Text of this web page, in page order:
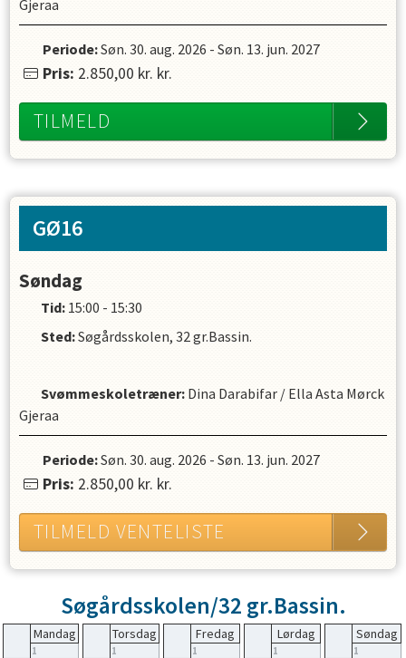
Gjeraa
Periode:Søn. 30. aug. 2026 - Søn. 13. jun. 2027
Pris: 2.850,00 kr. kr.
TILMELD
GØ16
Søndag
Tid: 15:00 - 15:30
Sted:Søgårdsskolen, 32 gr.Bassin.
Svømmeskoletræner: Dina Darabifar / Ella Asta Mørck
Gjeraa
Periode:Søn. 30. aug. 2026 - Søn. 13. jun. 2027
Pris: 2.850,00 kr. kr.
TILMELD VENTELISTE
Søgårdsskolen/32 gr.Bassin.
Mandag
1
Torsdag
1
Fredag
1
Lørdag
1
Søndag
1